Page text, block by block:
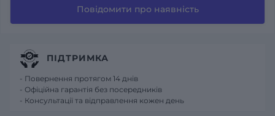
Повідомити про наявність
ПІДТРИМКА
- Повернення протягом 14 днів
- Офіційна гарантія без посередників
- Консультації та відправлення кожен день